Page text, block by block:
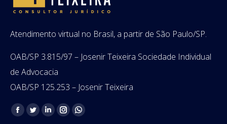
Atendimento virtual no Brasil, a partir de São Paulo/SP.
OAB/SP 3.815/97 – Josenir Teixeira Sociedade Individual
de Advocacia
OAB/SP 125.253 – Josenir Teixeira
Encontre-nos em:
Facebook
TwitterLinkedinInstagramWhatsapp